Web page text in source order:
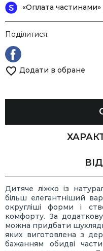
«Оплата частинами»
Поділитися:
Додати в обране
Дитяче ліжко із
більш елегантніший
округліші форми і
комфорту. За
можна придбати
яких виготовлена з
бажанням обидві